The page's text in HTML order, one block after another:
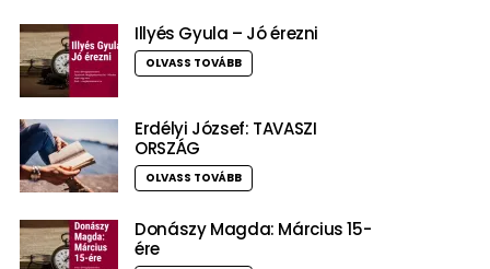
Illyés Gyula – Jó érezni
OLVASS TOVÁBB
Erdélyi József: TAVASZI
ORSZÁG
OLVASS TOVÁBB
Donászy Magda: Március 15-
ére